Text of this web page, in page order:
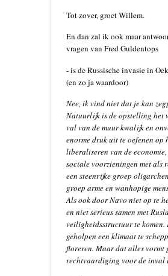
Tot zover, groet Willem.
En dan zal ik ook maar
vragen van Fred Guldentops
- is de Russische invasie in
(en zo ja waardoor)
Nee, ik vind niet dat je kan
Natuurlijk is de opstelling het
val van de muur kwalijk en
enorme druk uit te oefenen op
liberaliseren van de
sociale voorzieningen met als
een steenrijke groep
groep arme en wanhopige
Als ook door Navo niet op te
en niet serieus samen met
veiligheidsstructuur te komen.
geholpen een klimaat te
floreren. Maar dat alles vormt
rechtvaardiging voor de inval